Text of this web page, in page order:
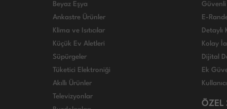
Beyaz Eşya
Ankastre Ürünler
Klima ve Isıtıcılar
Küçük Ev Aletleri
Süpürgeler
Tüketici Elektroniği
Akıllı Ürünler
Televizyonlar
Güvenli
E-
Detaylı
Kolay
Dijital
Ek
ÖZEL